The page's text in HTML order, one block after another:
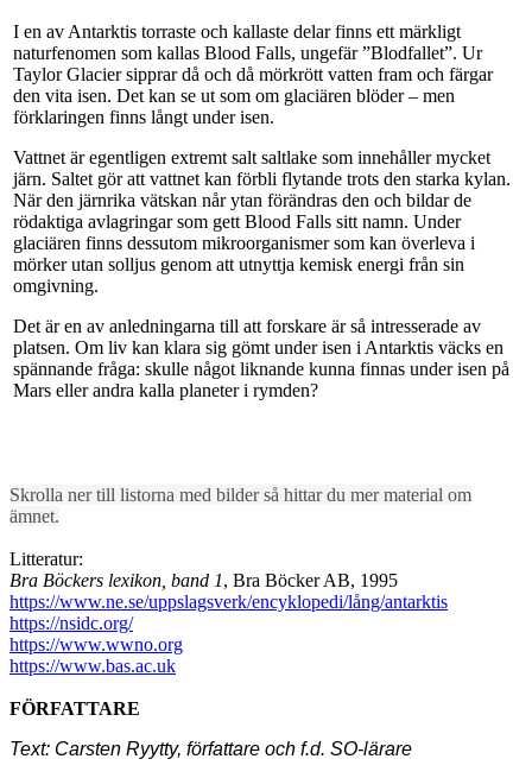
I en av Antarktis torraste och kallaste delar finns ett märkligt
naturfenomen som kallas Blood Falls, ungefär ”Blodfallet”. Ur
Taylor Glacier sipprar då och då mörkrött vatten fram och färgar
den vita isen. Det kan se ut som om glaciären blöder – men
förklaringen finns långt under isen.
Vattnet är egentligen extremt salt saltlake som innehåller mycket
järn. Saltet gör att vattnet kan förbli flytande trots den starka kylan.
När den järnrika vätskan når ytan förändras den och bildar de
rödaktiga avlagringar som gett Blood Falls sitt namn. Under
glaciären finns dessutom mikroorganismer som kan överleva i
mörker utan solljus genom att utnyttja kemisk energi från sin
omgivning.
Det är en av anledningarna till att forskare är så intresserade av
platsen. Om liv kan klara sig gömt under isen i Antarktis väcks en
spännande fråga: skulle något liknande kunna finnas under isen på
Mars eller andra kalla planeter i rymden?
Skrolla ner till listorna med bilder så hittar du mer material om
ämnet.
Litteratur:
Bra Böckers lexikon, band 1, Bra Böcker AB, 1995
https://www.ne.se/uppslagsverk/encyklopedi/lång/antarktis
https://nsidc.org/
https://www.wwno.org
https://www.bas.ac.uk
FÖRFATTARE
Text: Carsten Ryytty, författare och f.d. SO-lärare